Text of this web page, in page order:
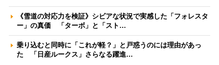
《雪道の対応力を検証》シビアな状況で実感した「フォレスタ
ー」の真価 「ターボ」と「スト…
乗り込むと同時に「これが軽？」と戸惑うのには理由があっ
た 「日産ルークス」さらなる躍進…